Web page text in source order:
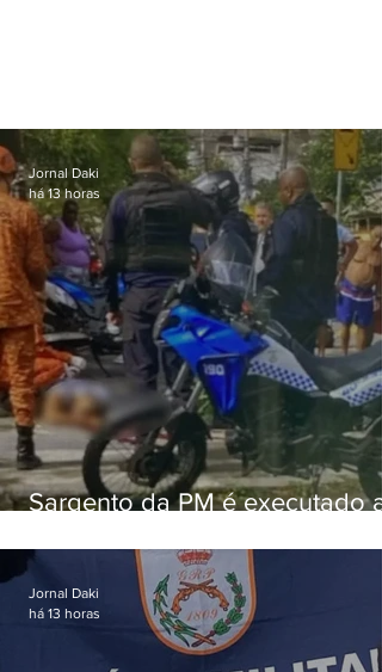
Sargento da PM é executado a
em Vaz Lobo
Jornal Daki
há 13 horas
Jornal Daki
há 13 horas